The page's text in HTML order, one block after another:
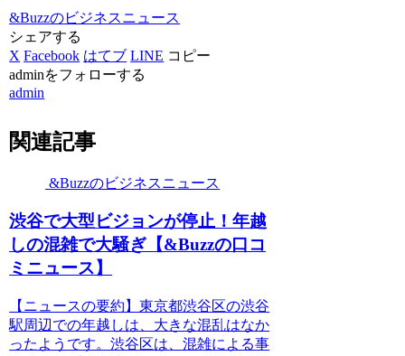
&Buzzのビジネスニュース
シェアする
X Facebook はてブ LINE コピー
adminをフォローする
admin
関連記事
&Buzzのビジネスニュース
渋谷で大型ビジョンが停止！年越
しの混雑で大騒ぎ【&Buzzの口コ
ミニュース】
【ニュースの要約】東京都渋谷区の渋谷
駅周辺での年越しは、大きな混乱はなか
ったようです。渋谷区は、混雑による事